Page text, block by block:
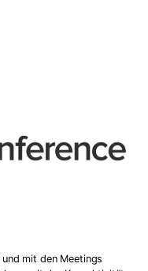
mit den Meetings